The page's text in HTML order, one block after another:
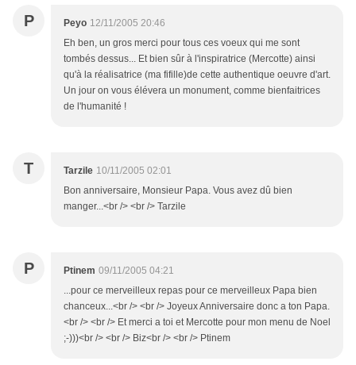
P Peyo 12/11/2005 20:46
Eh ben, un gros merci pour tous ces voeux qui me sont
tombés dessus... Et bien sûr à l'inspiratrice (Mercotte) ainsi
qu'à la réalisatrice (ma fifille)de cette authentique oeuvre d'art.
Un jour on vous élévera un monument, comme bienfaitrices
de l'humanité !
T Tarzile 10/11/2005 02:01
Bon anniversaire, Monsieur Papa. Vous avez dû bien
manger...<br /> <br /> Tarzile
P Ptinem 09/11/2005 04:21
...pour ce merveilleux repas pour ce merveilleux Papa bien
chanceux...<br /> <br /> Joyeux Anniversaire donc a ton Papa.
<br /> <br /> Et merci a toi et Mercotte pour mon menu de Noel
;-)))<br /> <br /> Biz<br /> <br /> Ptinem